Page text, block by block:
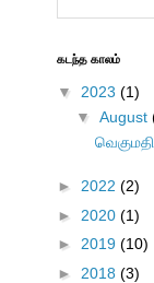
கடந்த காலம்
▼ 2023 (1)
▼ August
வெகுமதி
► 2022 (2)
► 2020 (1)
► 2019 (10)
► 2018 (3)